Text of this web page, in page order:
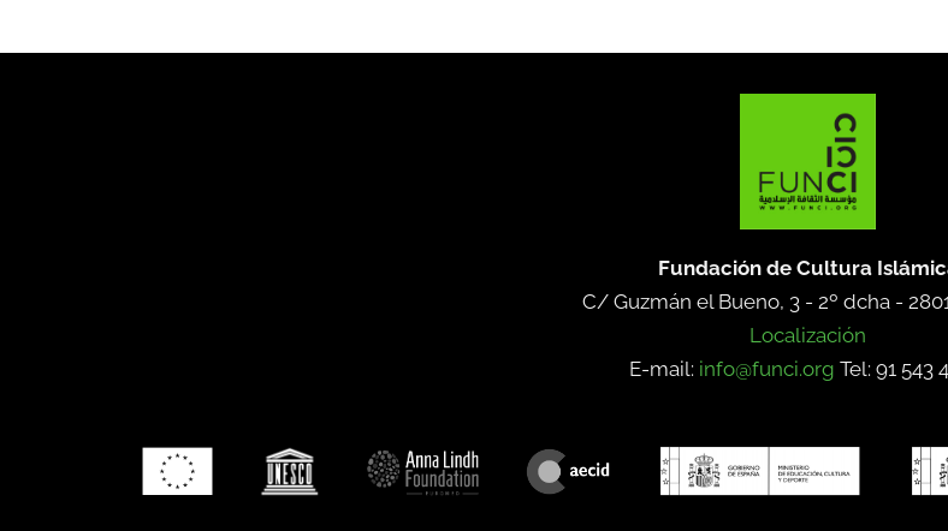
Fundación de Cultura
C/ Guzmán el Bueno, 3 - 2º dcha -
Localización
E-mail: info@funci.org Tel: 91 543